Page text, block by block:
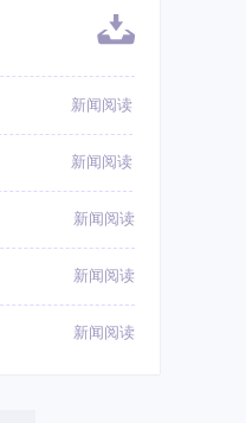
新闻阅读
新闻阅读
新闻阅读
新闻阅读
新闻阅读